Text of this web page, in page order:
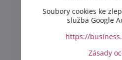
Soubory cookies ke
služba Google
https://
Zásady